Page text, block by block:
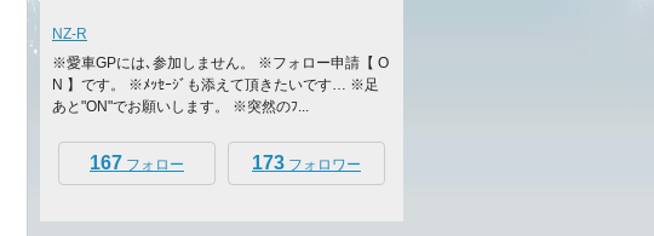
NZ-R
※愛車GPには､参加しません。 ※フォロー申請【 O
N 】です。 ※ﾒｯｾｰｼﾞも添えて頂きたいです… ※足
あと"ON"でお願いします。 ※突然のﾌ...
167 フォロー 173 フォロワー